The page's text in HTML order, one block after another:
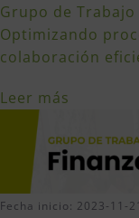
Grupo de Trabajo
Optimizando
colaboración
Leer más
Fecha inicio: 2023-11-